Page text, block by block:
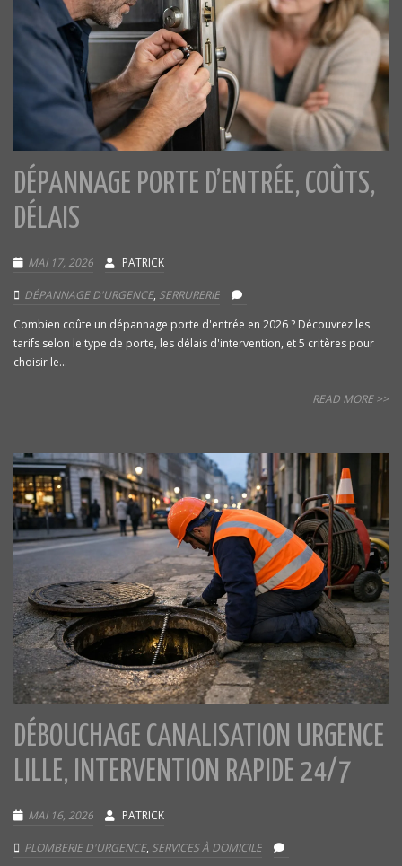
DÉPANNAGE PORTE D’ENTRÉE, COÛTS,
DÉLAIS
MAI 17, 2026 PATRICK
DÉPANNAGE D'URGENCE, SERRURERIE
Combien coûte un dépannage porte d'entrée en 2026 ? Découvrez les
tarifs selon le type de porte, les délais d'intervention, et 5 critères pour
choisir le...
READ MORE >>
DÉBOUCHAGE CANALISATION URGENCE
LILLE, INTERVENTION RAPIDE 24/7
MAI 16, 2026 PATRICK
PLOMBERIE D'URGENCE, SERVICES À DOMICILE